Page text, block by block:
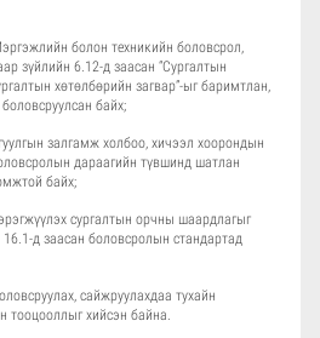
болон техникийн боловсрол,
зүйлийн 6.12-д заасан “Сургалтын
хөтөлбөрийн загвар”-ыг баримтлан,
байх;
залгамж холбоо, хичээл хоорондын
дараагийн түвшинд шатлан
байх;
сургалтын орчны шаардлагыг
д заасан боловсролын стандартад
сайжруулахдаа тухайн
тооцооллыг хийсэн байна.